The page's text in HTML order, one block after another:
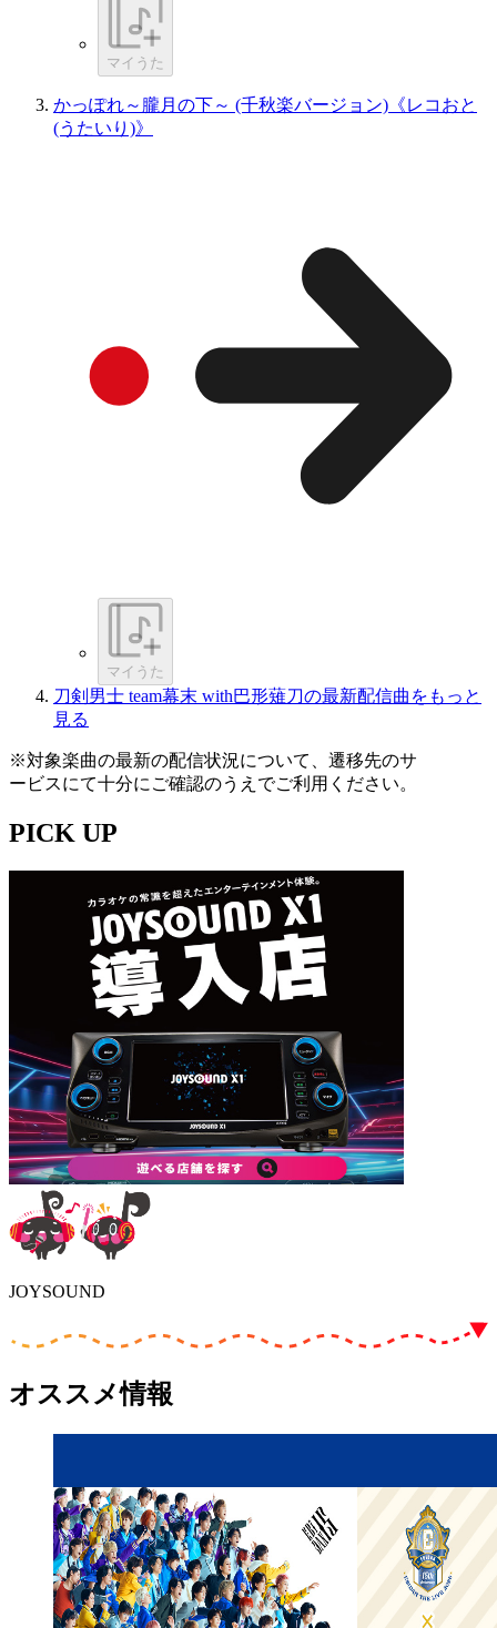
マイうた
かっぽれ～朧月の下～ (千秋楽バージョン)《レコおと
(うたいり)》
マイうた
刀剣男士 team幕末 with巴形薙刀の最新配信曲をもっと
見る
※対象楽曲の最新の配信状況について、遷移先のサ
ービスにて十分にご確認のうえでご利用ください。
PICK UP
JOYSOUND
オススメ情報